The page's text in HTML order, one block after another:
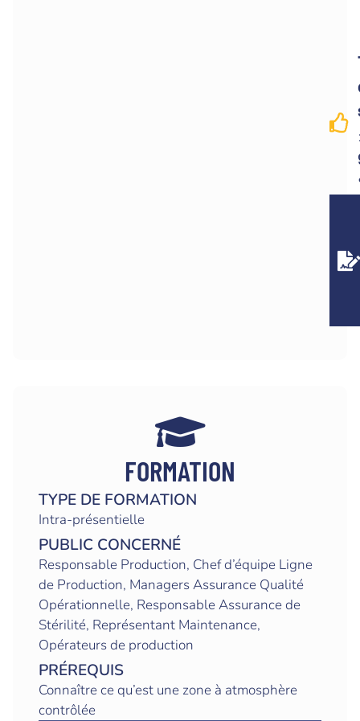
FORMATION
TYPE DE FORMATION
Intra-présentielle
PUBLIC CONCERNÉ
Responsable Production, Chef d’équipe Ligne
de Production, Managers Assurance Qualité
Opérationnelle, Responsable Assurance de
Stérilité, Représentant Maintenance,
Opérateurs de production
PRÉREQUIS
Connaître ce qu’est une zone à atmosphère
contrôlée